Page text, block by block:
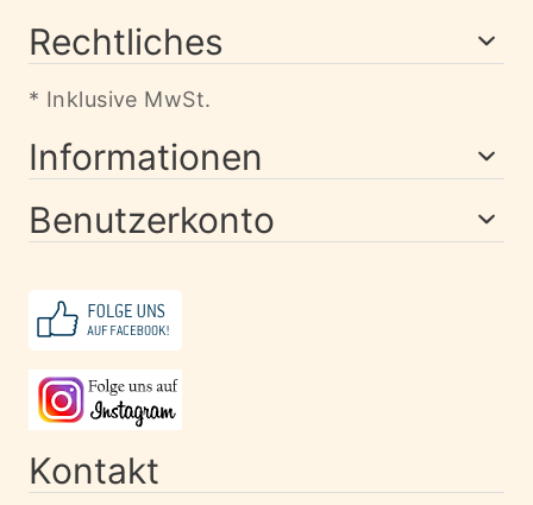
Rechtliches
* Inklusive MwSt.
Informationen
Benutzerkonto
Kontakt